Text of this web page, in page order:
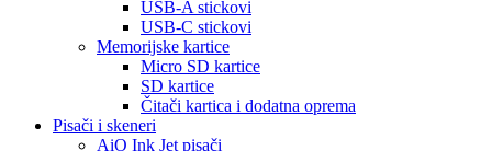
USB-A stickovi
USB-C stickovi
Memorijske kartice
Micro SD kartice
SD kartice
Čitači kartica i dodatna oprema
Pisači i skeneri
AiO Ink Jet pisači